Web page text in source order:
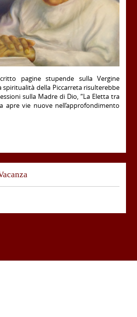
pagine stupende sulla Vergine
spiritualità della Piccarreta risulterebbe
sulla Madre di Dio, “La Eletta tra
apre vie nuove nell’approfondimento